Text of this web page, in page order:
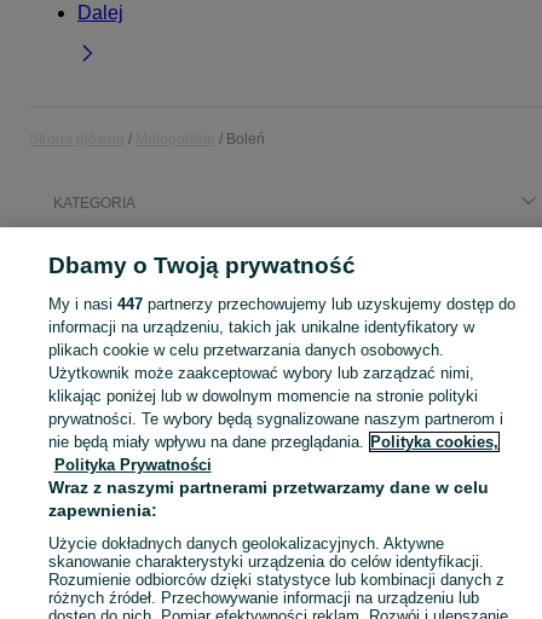
Dalej
Boleń
KATEGORIA
Popularne wyszukiwania
wynajem mały samochód dostawczy
ziemia
Zobacz
Mapa kategorii
Mapa miejscowości
Mapa ministron
Popularne wyszukiwania
Dbamy o Twoją prywatność
My i nasi 447partnerzy przechowujemy lub uzyskujemy dostęp do
informacji na urządzeniu, takich jak unikalne identyfikatory w
plikach cookie w celu przetwarzania danych osobowych.
Użytkownik może zaakceptować wybory lub zarządzać nimi,
klikając poniżej lub w dowolnym momencie na stronie polityki
prywatności. Te wybory będą sygnalizowane naszym partnerom i
nie będą miały wpływu na dane przeglądania. Polityka cookies,
Polityka Prywatności
Wraz z naszymi partnerami przetwarzamy dane w celu
zapewnienia:
Użycie dokładnych danych geolokalizacyjnych. Aktywne
skanowanie charakterystyki urządzenia do celów identyfikacji.
Rozumienie odbiorców dzięki statystyce lub kombinacji danych z
różnych źródeł. Przechowywanie informacji na urządzeniu lub